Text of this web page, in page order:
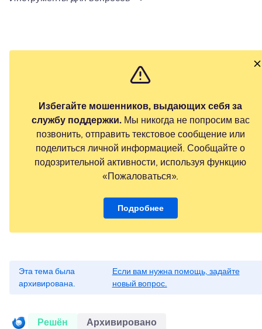
Избегайте мошенников, выдающих себя за
службу поддержки.Мы никогда не попросим вас
позвонить, отправить текстовое сообщение или
поделиться личной информацией. Сообщайте о
подозрительной активности, используя функцию
«Пожаловаться».
Подробнее
Эта тема была
архивирована.
Если вам нужна помощь, задайте
новый вопрос.
Решён Архивировано